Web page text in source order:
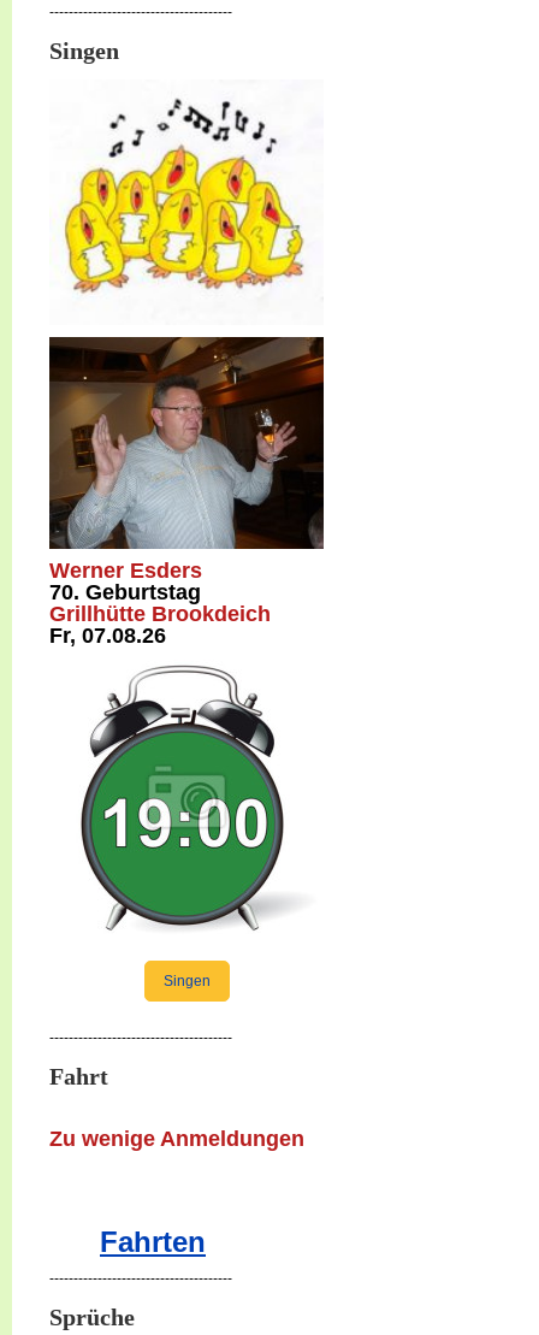
--------------------------------------
Singen
Werner Esders
70. Geburtstag
Grillhütte Brookdeich
Fr, 07.08.26
Singen
--------------------------------------
Fahrt
Zu wenige Anmeldungen
Fahrten
--------------------------------------
Sprüche